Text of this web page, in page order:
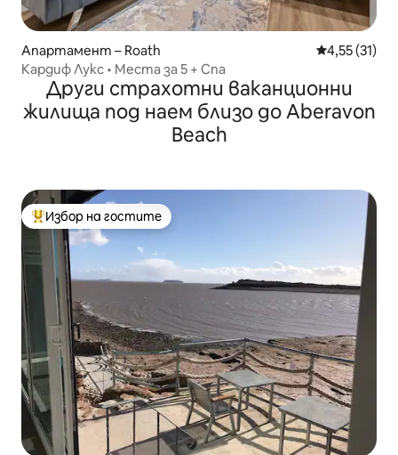
Апартамент – Roath Средна
4,55 (31)
Кардиф Лукс • Места за 5 + Спа
Други страхотни ваканционни
жилища под наем близо до Aberavon
Beach
Най-популярен избор на гостите
Избор на гостите